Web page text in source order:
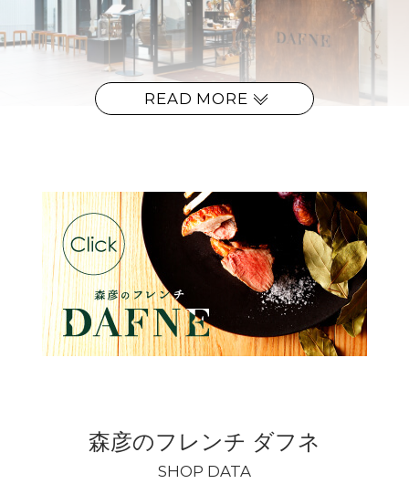
テーマは“迎旬”。トラディショナルなフレンチをベースに、現代
的なエッセンスで再構築した料理に用いるのは、信頼のおける北
海道の食材。そしてその食材が旨味と香りのピークを迎えたタイミ
ングを逃さず、色彩も美しいひと皿に紡いでいく。生産者との対話
を重ね、テロワールの独自文化と、彼らならではの食べ方を学び
それが新たな料理のヒントになることも。
READ MORE
森彦のフレンチ ダフネ